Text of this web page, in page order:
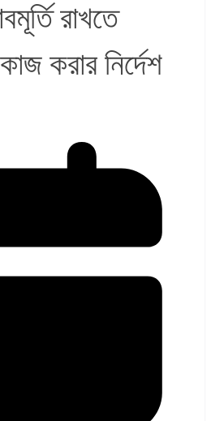
রাখতে
করার নির্দেশ